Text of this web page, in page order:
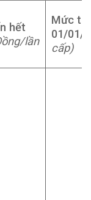
hết
lần
Mức
01/01/
cấp)